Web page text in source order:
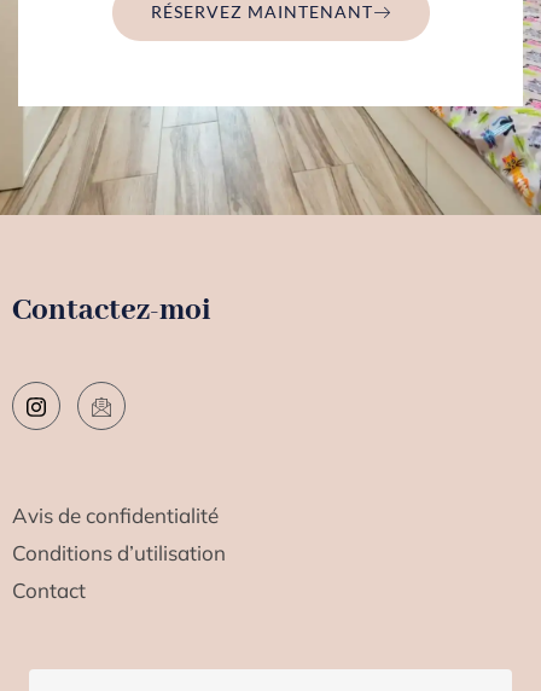
RÉSERVEZ MAINTENANT
Contactez-moi
Avis de confidentialité
Conditions d’utilisation
Contact